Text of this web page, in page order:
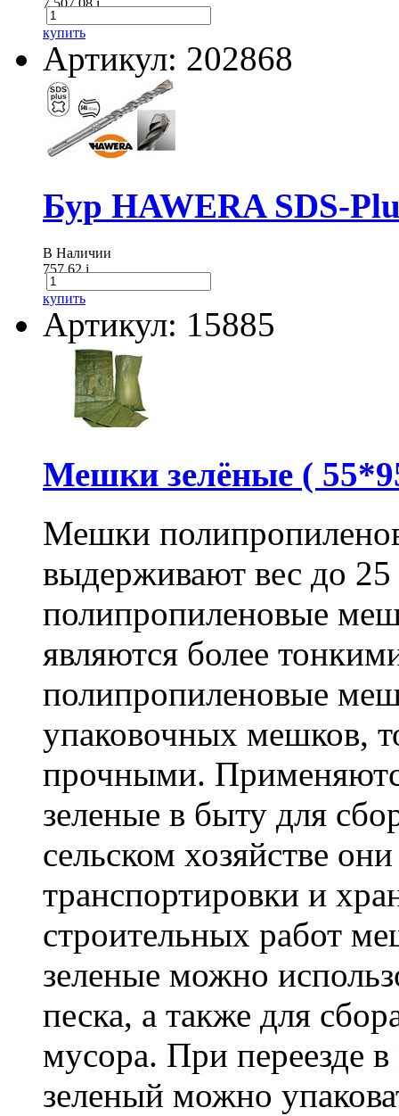
7 507.08i
купить
Артикул: 202868
Бур HAWERA SDS-
В Наличии
757.62i
купить
Артикул: 15885
Мешки зелёные (
Мешки
выдерживают вес до
полипропиленовые
являются более
полипропиленовые
упаковочных мешков,
прочными.
зеленые в быту для
сельском хозяйстве
транспортировки и
строительных работ
зеленые можно
песка, а также для
мусора. При переезде
зеленый можно